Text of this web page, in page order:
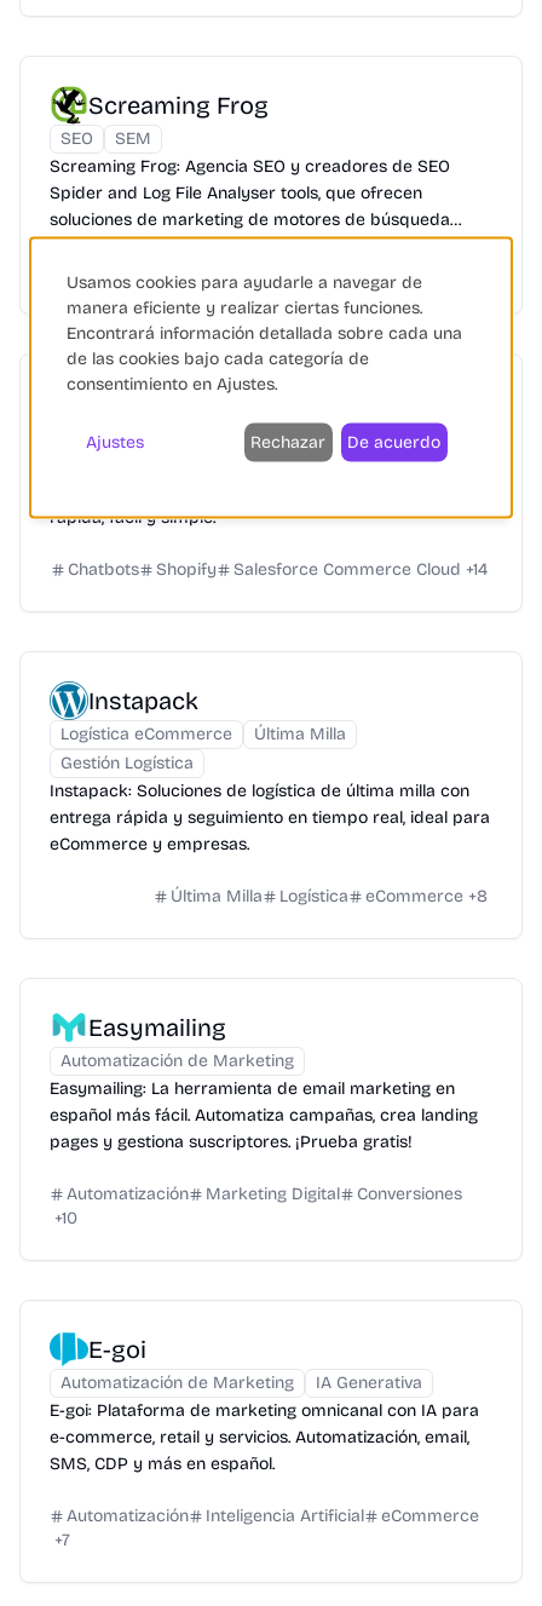
Screaming Frog
SEO
SEM
Screaming Frog: Agencia SEO y creadores de SEO
Spider and Log File Analyser tools, que ofrecen
soluciones de marketing de motores de búsqueda
basadas en datos.
SEO eCommerce
Marketing Digital Google
Chat y Chatbots
Automatización de Marketing
Convos es la solución de Comercio Conversacional que
rápida, fácil y simple.
Chatbots Shopify Salesforce Commerce Cloud +14
Instapack
Logística eCommerce
Última Milla
Gestión Logística
Instapack: Soluciones de logística de última milla con
entrega rápida y seguimiento en tiempo real, ideal para
eCommerce y empresas.
Última Milla Logística eCommerce +8
Easymailing
Automatización de Marketing
Easymailing: La herramienta de email marketing en
español más fácil. Automatiza campañas, crea landing
pages y gestiona suscriptores. ¡Prueba gratis!
Automatización Marketing Digital
Conversiones
+10
E-goi
Automatización de Marketing
IA Generativa
E-goi: Plataforma de marketing omnicanal con IA para
e-commerce, retail y servicios. Automatización, email,
SMS, CDP y más en español.
Automatización Inteligencia Artificial
eCommerce
+7
Usamos cookies para ayudarle a navegar de
manera eficiente y realizar ciertas funciones.
Encontrará información detallada sobre cada una
de las cookies bajo cada categoría de
consentimiento en Ajustes.
Ajustes Rechazar De acuerdo